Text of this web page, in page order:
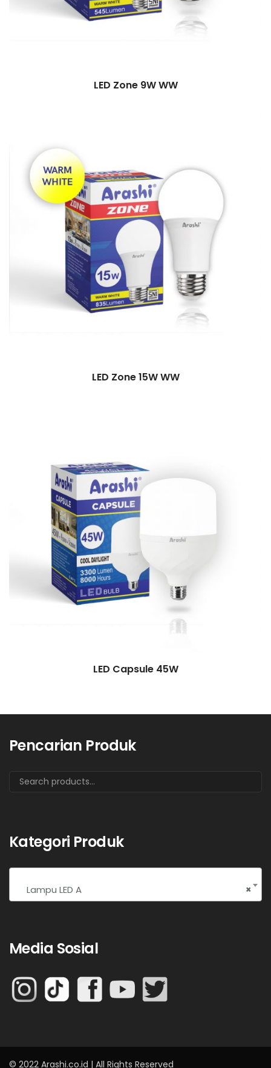
LED Zone 9W WW
LED Zone 15W WW
LED Capsule 45W
Pencarian Produk
Kategori Produk
×
Lampu LED A
Media Sosial
© 2022 Arashi.co.id | All Rights Reserved